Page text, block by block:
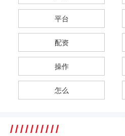
平台
配资
操作
怎么